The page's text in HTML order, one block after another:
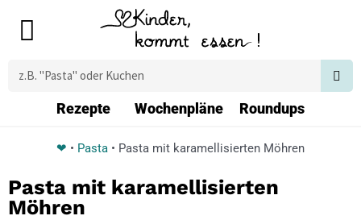
Main
Suche
Rezepte Wochenpläne Roundups
❤ • Pasta • Pasta mit karamellisierten Möhren
Pasta mit karamellisierten
Möhren